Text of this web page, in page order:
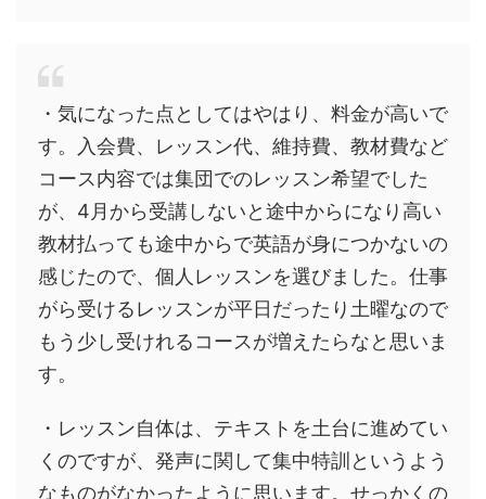
・気になった点としてはやはり、料金が高いで
す。入会費、レッスン代、維持費、教材費など
コース内容では集団でのレッスン希望でした
が、4月から受講しないと途中からになり高い
教材払っても途中からで英語が身につかないの
感じたので、個人レッスンを選びました。仕事
がら受けるレッスンが平日だったり土曜なので
もう少し受けれるコースが増えたらなと思いま
す。
・レッスン自体は、テキストを土台に進めてい
くのですが、発声に関して集中特訓というよう
なものがなかったように思います。せっかくの